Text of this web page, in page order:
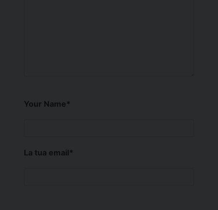
Your Name*
La tua email*